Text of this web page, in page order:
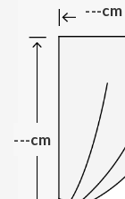
---cm
---cm